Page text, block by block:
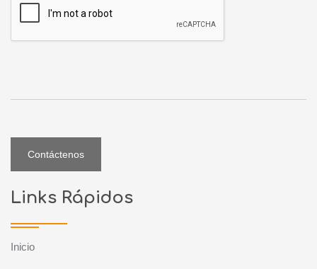
Contáctenos
Links Rápidos
Inicio